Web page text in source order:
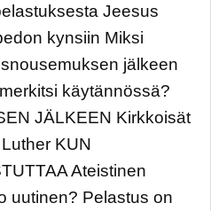
Jeesus
kynsiin Miksi
jälkeen
käytännössä?
JÄLKEEN Kirkkoisät
KUN
Ateistinen
uutinen? Pelastus on